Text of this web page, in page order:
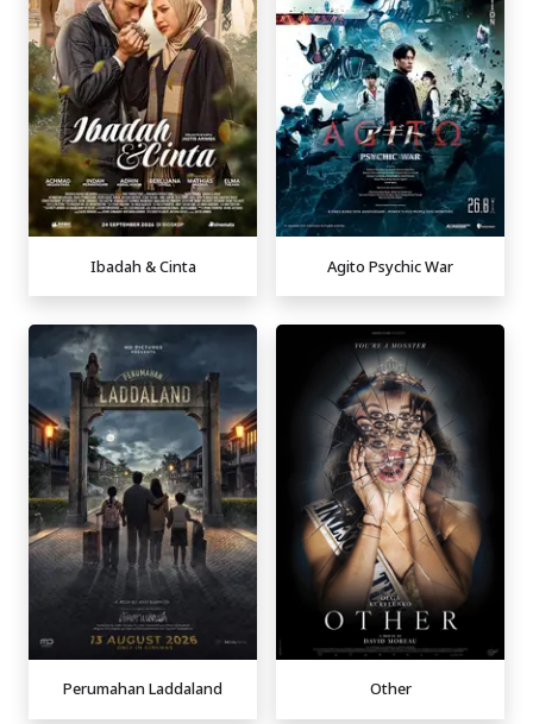
Ibadah & Cinta Agito Psychic War
Perumahan Laddaland Other